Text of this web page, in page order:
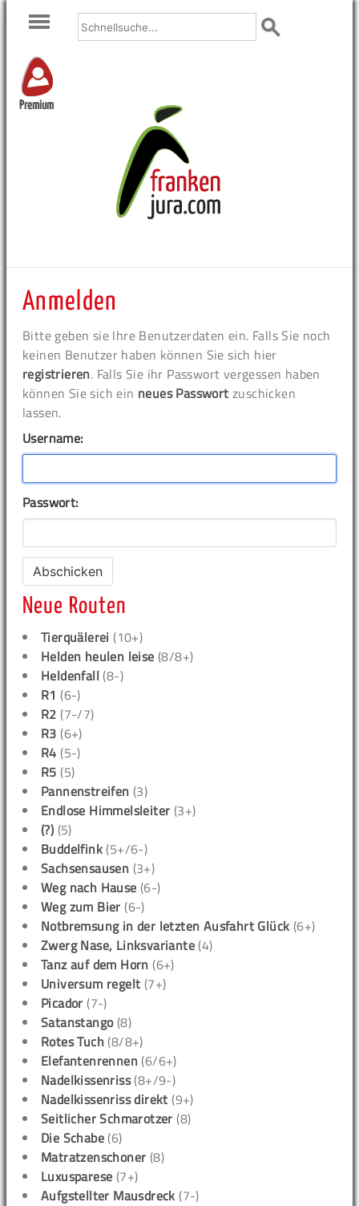
Premium
Anmelden
Bitte geben sie Ihre Benutzerdaten ein. Falls Sie noch
keinen Benutzer haben können Sie sich hier
registrieren. Falls Sie ihr Passwort vergessen haben
können Sie sich ein neues Passwort zuschicken
lassen.
Username:
Passwort:
Neue Routen
Tierquälerei (10+)
Helden heulen leise (8/8+)
Heldenfall (8-)
R1 (6-)
R2 (7-/7)
R3 (6+)
R4 (5-)
R5 (5)
Pannenstreifen (3)
Endlose Himmelsleiter (3+)
(?) (5)
Buddelfink (5+/6-)
Sachsensausen (3+)
Weg nach Hause (6-)
Weg zum Bier (6-)
Notbremsung in der letzten Ausfahrt Glück (6+)
Zwerg Nase, Linksvariante (4)
Tanz auf dem Horn (6+)
Universum regelt (7+)
Picador (7-)
Satanstango(8)
Rotes Tuch (8/8+)
Elefantenrennen (6/6+)
Nadelkissenriss(8+/9-)
Nadelkissenriss direkt (9+)
Seitlicher Schmarotzer (8)
Die Schabe (6)
Matratzenschoner (8)
Luxusparese (7+)
Aufgstellter Mausdreck (7-)